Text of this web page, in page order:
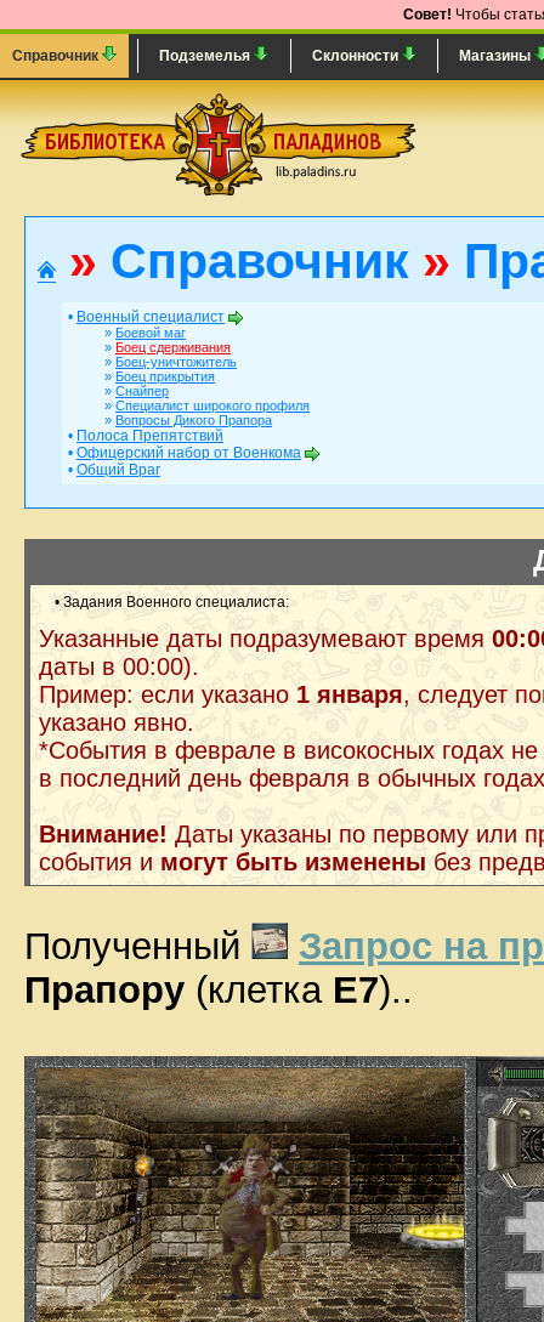
Совет! Чтобы
Справочник Подземелья Склонности Магазины
» Справочник »
• Военный специалист
» Боевой маг
» Боец сдерживания
» Боец-уничтожитель
» Боец прикрытия
» Снайпер
» Специалист широкого профиля
» Вопросы Дикого Прапора
• Полоса Препятствий
• Офицерский набор от Военкома
• Общий Враг
• Задания Военного специалиста:
Указанные даты подразумевают время
даты в 00:00).
Пример: если указано 1 января, следует
указано явно.
*События в феврале в високосных годах
в последний день февраля в обычных
Внимание! Даты указаны по первому или
события и могут быть изменены без
Полученный
Запрос на
Прапору (клетка E7)..